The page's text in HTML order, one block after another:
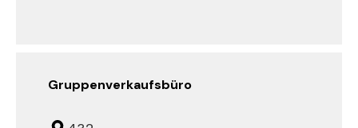
Gruppenverkaufsbüro